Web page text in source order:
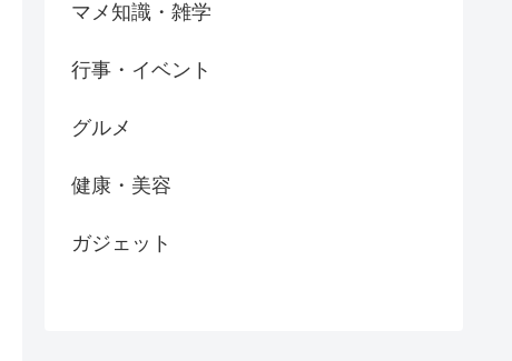
マメ知識・雑学
行事・イベント
グルメ
健康・美容
ガジェット